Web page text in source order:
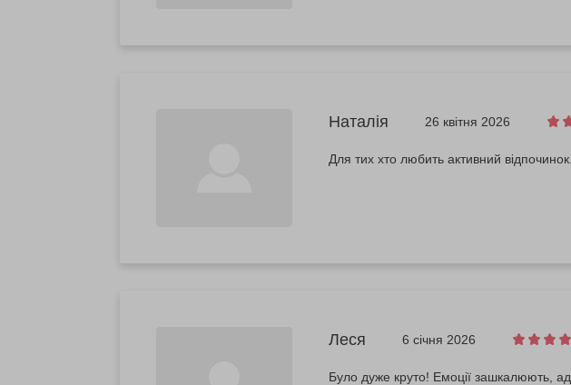
Наталія 26 квітня 2026
Для тих хто любить активний
Леся 6 січня 2026
Було дуже круто! Емоції зашкалюють,